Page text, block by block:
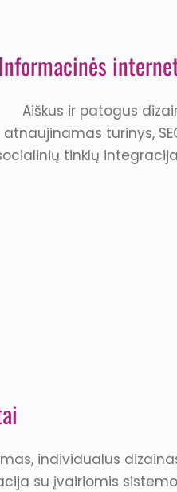
Informacinės
Aiškus ir patogus
atnaujinamas turinys,
tinklų
individualus
su įvairiomis